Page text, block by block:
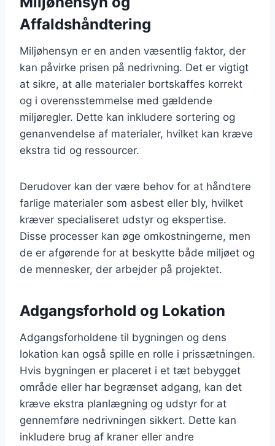
Affaldshåndtering
Miljøhensyn er en anden væsentlig faktor, der
kan påvirke prisen på nedrivning. Det er vigtigt
at sikre, at alle materialer bortskaffes korrekt
og i overensstemmelse med gældende
miljøregler. Dette kan inkludere sortering og
genanvendelse af materialer, hvilket kan kræve
ekstra tid og ressourcer.
Derudover kan der være behov for at håndtere
farlige materialer som asbest eller bly, hvilket
kræver specialiseret udstyr og ekspertise.
Disse processer kan øge omkostningerne, men
de er afgørende for at beskytte både miljøet og
de mennesker, der arbejder på projektet.
Adgangsforhold og Lokation
Adgangsforholdene til bygningen og dens
lokation kan også spille en rolle i prissætningen.
Hvis bygningen er placeret i et tæt bebygget
område eller har begrænset adgang, kan det
kræve ekstra planlægning og udstyr for at
gennemføre nedrivningen sikkert. Dette kan
inkludere brug af kraner eller andre